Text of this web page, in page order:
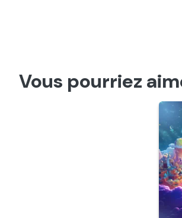
Vous pourriez